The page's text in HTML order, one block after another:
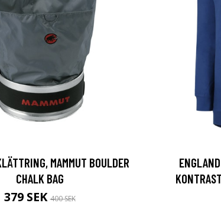
MAMMUT BOULDER
CHALK BAG
379 SEK400 SEK